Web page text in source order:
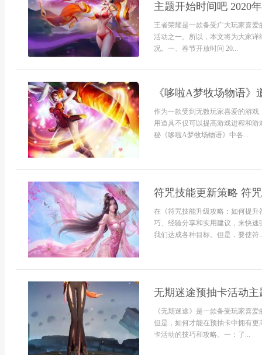
主题开始时间吧 2020
王者荣耀是一款备受广大玩家喜
活动之一。所以，本文将为大家
况。一、春节开放时间 20...
《哆啦A梦牧场物语
作为一款受到无数玩家喜爱的游
用道具不仅可以提高游戏进程和
秘《哆啦A梦牧场物语》中各...
符咒技能更新策略 符
在《符咒技能升级攻略：如何提
巧、经验分享和实用建议，来快
我们达成各种目标。但是，要使符
无期迷途预抽卡活动
《无期迷途》是一款备受玩家喜
但是，如何才能在预抽卡中拥有
卡活动的技巧和攻略。一：了...